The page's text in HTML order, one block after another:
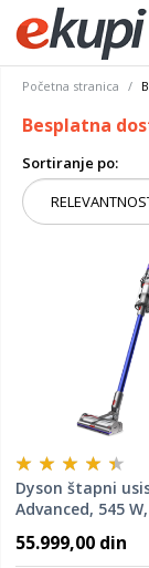
Početna stranica
Besplatna
Sortiranje po:
Dyson štapni
Advanced, 545
55.999,00 din